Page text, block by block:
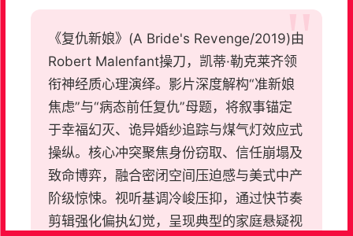
《复仇新娘》(A Bride's Revenge/2019)由
Robert Malenfant操刀，凯蒂·勒克莱齐领
衔神经质心理演绎。影片深度解构“准新娘
焦虑”与“病态前任复仇”母题，将叙事锚定
于幸福幻灭、诡异婚纱追踪与煤气灯效应式
操纵。核心冲突聚焦身份窃取、信任崩塌及
致命博弈，融合密闭空间压迫感与美式中产
阶级惊悚。视听基调冷峻压抑，通过快节奏
剪辑强化偏执幻觉，呈现典型的家庭悬疑视